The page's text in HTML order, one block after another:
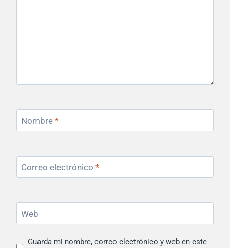
Nombre *
Correo electrónico *
Web
Guarda mi nombre, correo electrónico y web en este